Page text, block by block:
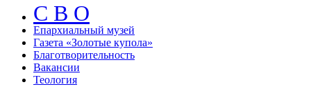
С В О
Епархиальный музeй
Газета «Золотые купола»
Благотворительность
Вакансии
Теология